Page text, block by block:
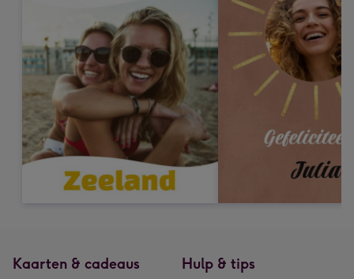
Kaarten & cadeaus Hulp & tips